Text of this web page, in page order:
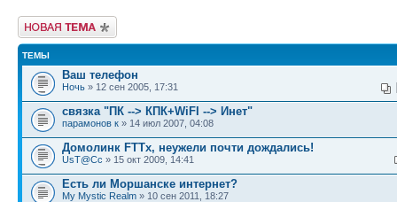
Новая тема
ТЕМЫ
Ваш телефон
Ночь » 12 сен 2005, 17:31
связка "ПК --> КПК+WiFI --> Инет"
парамонов к » 14 июл 2007, 04:08
Домолинк FTTx, неужели почти дождались!
UsT@Cc » 15 окт 2009, 14:41
Есть ли Моршанске интернет?
My Mystic Realm » 10 сен 2011, 18:27